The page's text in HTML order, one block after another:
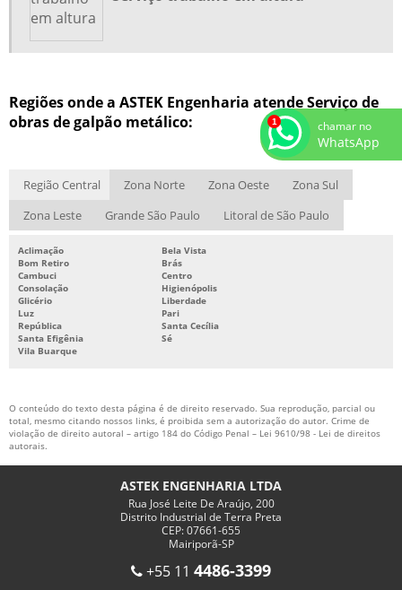
GALPÃO METÁLICO COMPRAR
GALPÃO METÁLICO VALOR
GALPÃO MODULAR
INSPEÇÃO EM ALTURA
LAUDO DE LINHA DE VIDA
LAUDO TÉCNICO DE LINHA DE VIDA
MANUTENÇÃO DE LINHA DE VIDA
MARQUISE METALICA
MARQUISES METÁLICAS COMPRAR
MEZANINOS METÁLICOS
MEZANINOS METÁLICOS PREÇO
OBRAS DE GALPÃO METÁLICO
OBRAS DE GALPÃO METÁLICO PREÇO
OBRAS DE GALPÃO METÁLICO VALOR
PASSARELA ESTRUTURA METALICA
Regiões onde a ASTEK Engenharia atende Serviço de
obras de galpão metálico:
Região Central Zona Norte Zona Oeste
Zona Sul
Zona Leste
Grande São Paulo Litoral de São Paulo
Aclimação
Bela Vista
Bom Retiro
Brás
Cambuci
Centro
Consolação
Higienópolis
Glicério
Liberdade
Luz
Pari
República
Santa Cecília
Santa Efigênia
Sé
Vila Buarque
O conteúdo do texto desta página é de direito reservado. Sua reprodução, parcial ou
total, mesmo citando nossos links, é proibida sem a autorização do autor. Crime de
violação de direito autoral – artigo 184 do Código Penal – Lei 9610/98 - Lei de direitos
autorais.
ASTEK ENGENHARIA LTDA
Rua José Leite De Araújo, 200
Distrito Industrial de Terra Preta
CEP: 07661-655
Mairiporã-SP
+55 11 4486-3399
chamar no
WhatsApp